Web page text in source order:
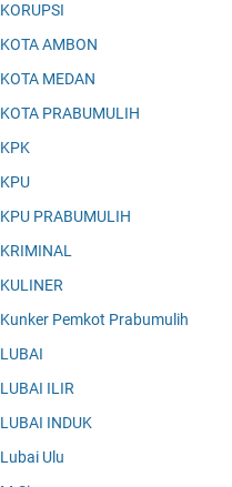
KORUPSI
KOTA AMBON
KOTA MEDAN
KOTA PRABUMULIH
KPK
KPU
KPU PRABUMULIH
KRIMINAL
KULINER
Kunker Pemkot Prabumulih
LUBAI
LUBAI ILIR
LUBAI INDUK
Lubai Ulu